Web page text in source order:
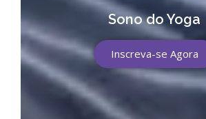
Sono do Yoga
Inscreva-se Agora